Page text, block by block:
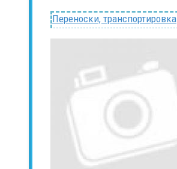
Переноски, транспортировка